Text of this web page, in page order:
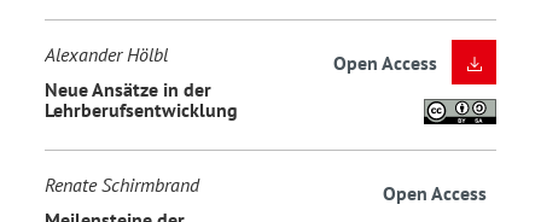
Alexander Hölbl
Neue Ansätze in der
Lehrberufsentwicklung
Open Access
Renate Schirmbrand
Open Access